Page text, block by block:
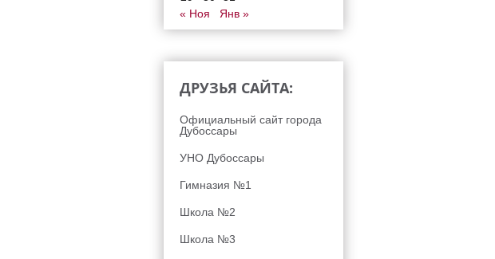
« Ноя
Янв »
ДРУЗЬЯ САЙТА:
Официальный сайт города
Дубоссары
УНО Дубоссары
Гимназия №1
Школа №2
Школа №3